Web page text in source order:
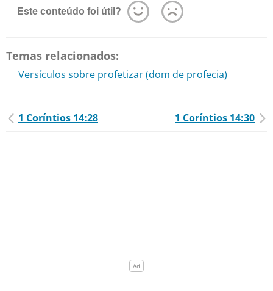
Este conteúdo foi útil?
Temas relacionados:
Versículos sobre profetizar (dom de profecia)
1 Coríntios 14:28 1 Coríntios 14:30